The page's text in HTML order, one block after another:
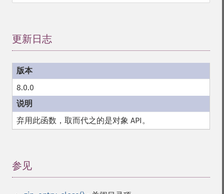
更新日志
8.0.0
弃用此函数，取而代之的是对象 API。
参见